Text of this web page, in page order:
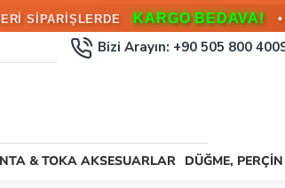
SİPARİŞLERDE KARGO BEDAVA! •
Bizi Arayın: +90 505 800
& TOKA AKSESUARLAR DÜĞME,